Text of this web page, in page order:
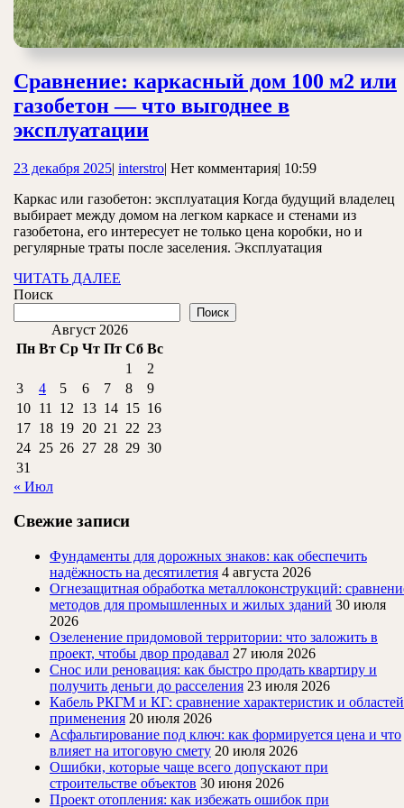
Сравнение: каркасный дом 100 м2 или
газобетон — что выгоднее в
эксплуатацииСравнение:
дом
100
м2
или
—
что
выгоднее
в
эксплуатации
23 декабря 202523
2025
| interstrointerstro
| Нет комментария| 10:59
Каркас или газобетон: эксплуатация Когда будущий владелец
выбирает между домом на легком каркасе и стенами из
газобетона, его интересует не только цена коробки, но и
регулярные траты после заселения. Эксплуатация
ЧИТАТЬ ДАЛЕЕ
Поиск
Поиск
Август 2026
Пн Вт Ср Чт Пт Сб Вс
1
2
3
4 5 6 7 8
9
10 11 12 13 14 15 16
17 18 19 20 21 22 23
24 25 26 27 28 29 30
31
« Июл
Свежие записи
Фундаменты для дорожных знаков: как обеспечить
надёжность на десятилетия 4 августа 2026
Огнезащитная обработка металлоконструкций:
методов для промышленных и жилых зданий 30 июля
2026
Озеленение придомовой территории: что заложить в
проект, чтобы двор продавал 27 июля 2026
Снос или реновация: как быстро продать квартиру и
получить деньги до расселения 23 июля 2026
Кабель РКГМ и КГ: сравнение характеристик и областей
применения 20 июля 2026
Асфальтирование под ключ: как формируется цена и что
влияет на итоговую смету 20 июля 2026
Ошибки, которые чаще всего допускают при
строительстве объектов 30 июня 2026
Проект отопления: как избежать ошибок при